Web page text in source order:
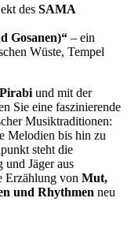
des SAMA
Gosanen)“ – ein
Wüste, Tempel
und mit der
Sie eine faszinierende
Musiktraditionen:
Melodien bis hin zu
steht die
und Jäger aus
Erzählung von Mut,
und Rhythmen neu